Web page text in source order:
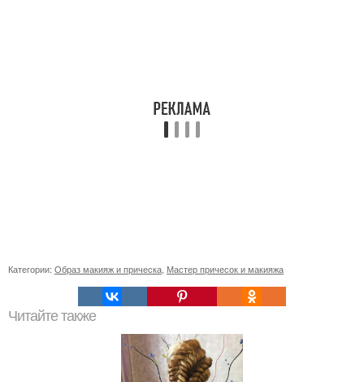
Категории: Образ макияж и прическа Мастер причесок и макияжа
Читайте также